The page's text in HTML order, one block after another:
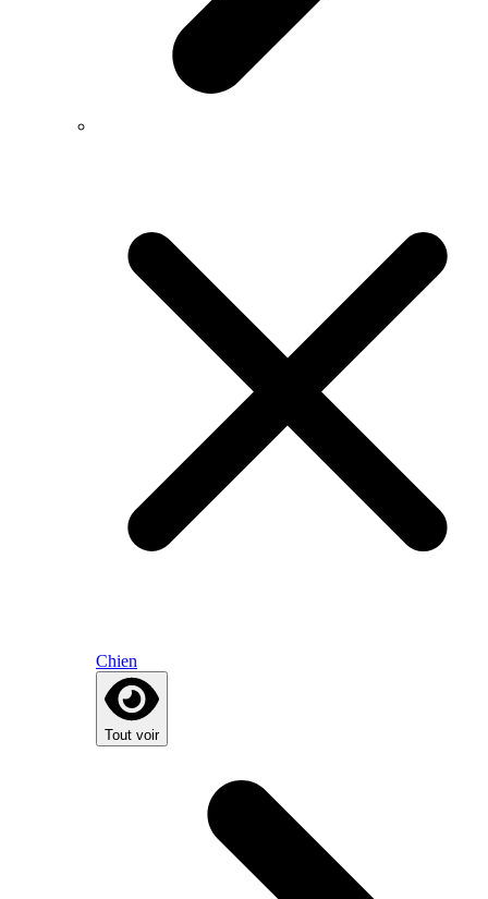
Chien
Tout voir